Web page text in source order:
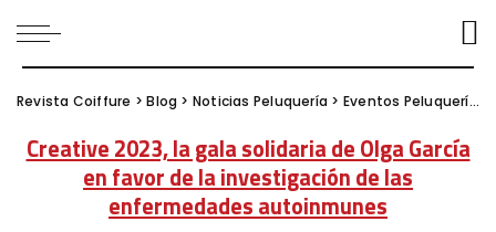
Revista Coiffure >Blog > Noticias Peluquería > Eventos Peluquería >
Creative 2023, la gala solidaria de Olga García
en favor de la investigación de las
enfermedades autoinmunes